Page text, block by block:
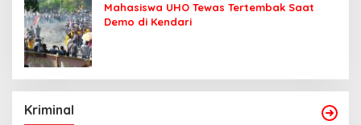
Mahasiswa UHO Tewas Tertembak Saat
Demo di Kendari
Kriminal